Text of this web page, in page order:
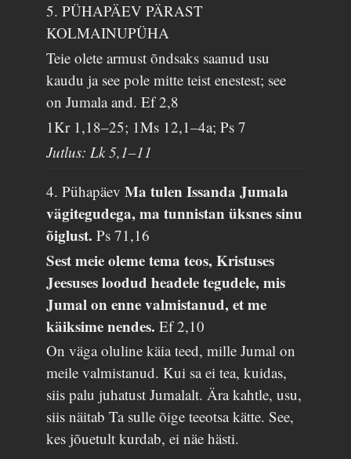
5. PÜHAPÄEV PÄRAST
KOLMAINUPÜHA
Teie olete armust õndsaks saanud usu
kaudu ja see pole mitte teist enestest; see
on Jumala and.Ef 2,8
1Kr 1,18–25; 1Ms 12,1–4a; Ps 7
Jutlus: Lk 5,1–11
4. PühapäevMa tulen Issanda Jumala
vägitegudega, ma tunnistan üksnes sinu
õiglust.Ps 71,16
Sest meie oleme tema teos, Kristuses
Jeesuses loodud headele tegudele, mis
Jumal on enne valmistanud, et me
käiksime nendes.Ef 2,10
On väga oluline käia teed, mille Jumal on
meile valmistanud. Kui sa ei tea, kuidas,
siis palu juhatust Jumalalt. Ära kahtle, usu,
siis näitab Ta sulle õige teeotsa kätte. See,
kes jõuetult kurdab, ei näe hästi.